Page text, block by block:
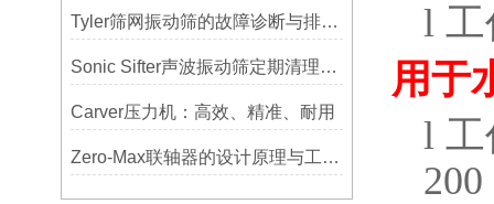
Tyler筛网振动筛的故障诊断与排除方法总结
Sonic Sifter声波振动筛定期清理的重要性
Carver压力机：高效、精准、耐用
Zero-Max联轴器的设计原理与工艺流程解析
l 工
用于
l 工
200